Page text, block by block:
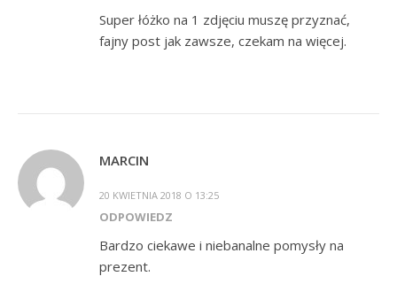
Super łóżko na 1 zdjęciu muszę przyznać,
fajny post jak zawsze, czekam na więcej.
MARCIN
20 KWIETNIA 2018 O 13:25
ODPOWIEDZ
Bardzo ciekawe i niebanalne pomysły na
prezent.